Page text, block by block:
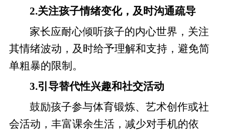
2.关注孩子情绪变化，及时沟通疏导
家长应耐心倾听孩子的内心世界，关注
其情绪波动，及时给予理解和支持，避免简
单粗暴的限制。
3.引导替代性兴趣和社交活动
鼓励孩子参与体育锻炼、艺术创作或社
会活动，丰富课余生活，减少对手机的依